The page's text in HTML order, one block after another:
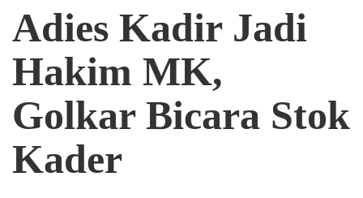
Adies Kadir Jadi
Hakim MK,
Golkar Bicara Stok
Kader